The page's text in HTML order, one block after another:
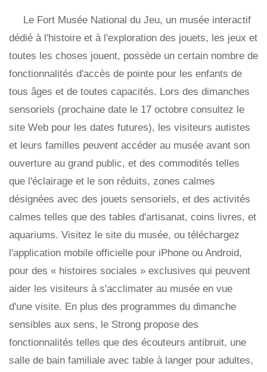
Le Fort Musée National du Jeu, un musée interactif
dédié à l'histoire et à l'exploration des jouets, les jeux et
toutes les choses jouent, possède un certain nombre de
fonctionnalités d'accès de pointe pour les enfants de
tous âges et de toutes capacités. Lors des dimanches
sensoriels (prochaine date le 17 octobre consultez le
site Web pour les dates futures), les visiteurs autistes
et leurs familles peuvent accéder au musée avant son
ouverture au grand public, et des commodités telles
que l'éclairage et le son réduits, zones calmes
désignées avec des jouets sensoriels, et des activités
calmes telles que des tables d'artisanat, coins livres, et
aquariums. Visitez le site du musée, ou téléchargez
l'application mobile officielle pour iPhone ou Android,
pour des « histoires sociales » exclusives qui peuvent
aider les visiteurs à s'acclimater au musée en vue
d'une visite. En plus des programmes du dimanche
sensibles aux sens, le Strong propose des
fonctionnalités telles que des écouteurs antibruit, une
salle de bain familiale avec table à langer pour adultes,